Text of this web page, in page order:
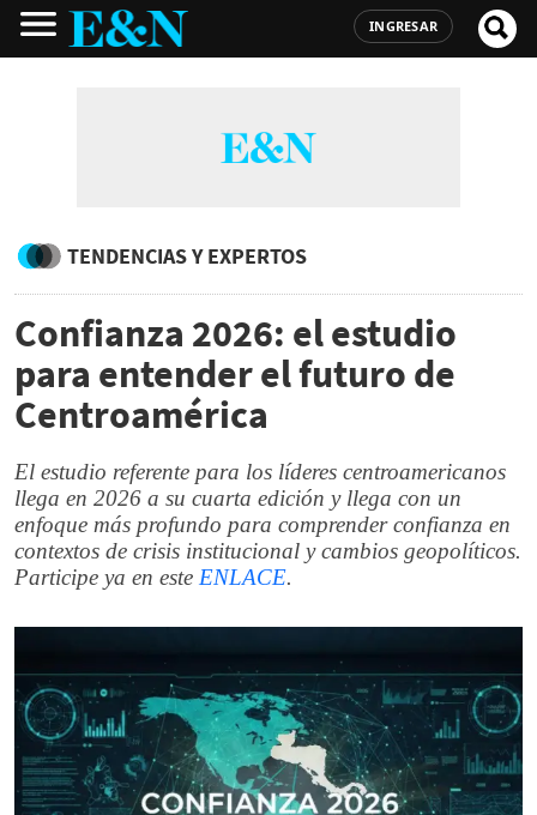
INGRESAR
TENDENCIAS Y EXPERTOS
Confianza 2026: el estudio
para entender el futuro de
Centroamérica
El estudio referente para los líderes centroamericanos
llega en 2026 a su cuarta edición y llega con un
enfoque más profundo para comprender confianza en
contextos de crisis institucional y cambios geopolíticos.
Participe ya en este ENLACE.